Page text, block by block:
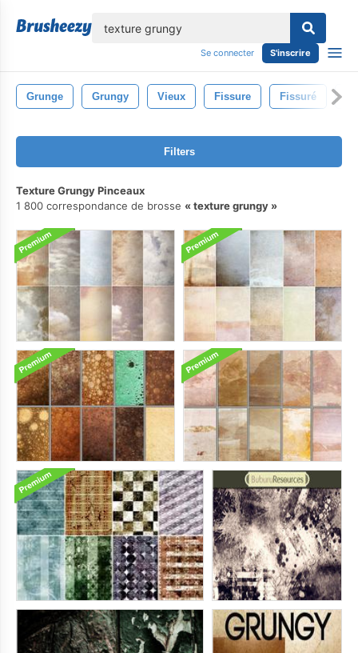
Se connecter S'inscrire
Grunge Grungy Vieux Fissure Fissuré
Filters
Texture Grungy Pinceaux
1 800 correspondance de brosse
texture grungy